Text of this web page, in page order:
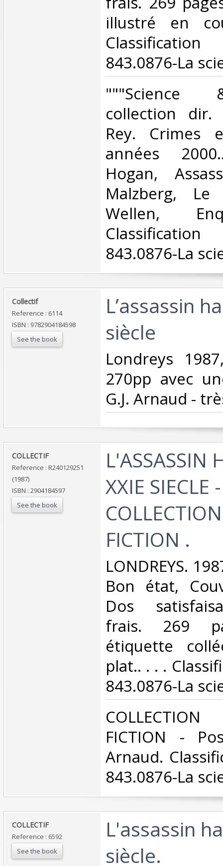
illustré en
843.0876-La
‎"""Science
collection
Rey. Crimes
années
Hogan,
Malzberg,
Wellen,
843.0876-La
‎Collectif‎
Reference : 6114
ISBN : 9782904184598
See the book
‎L’assassin
siècle‎
‎Londreys
270pp avec
G.J. Arnaud -
‎COLLECTIF‎
Reference : R240129251
(1987)
ISBN : 2904184597
See the book
‎L'ASSASSIN
XXIE SIECLE -
FICTION .‎
‎LONDREYS.
Bon état,
Dos
frais. 269
étiquette
plat.. . . .
843.0876-La
FICTION -
Arnaud.
843.0876-La
‎COLLECTIF‎
Reference : 6592
See the book
‎L'assassin
siècle.‎